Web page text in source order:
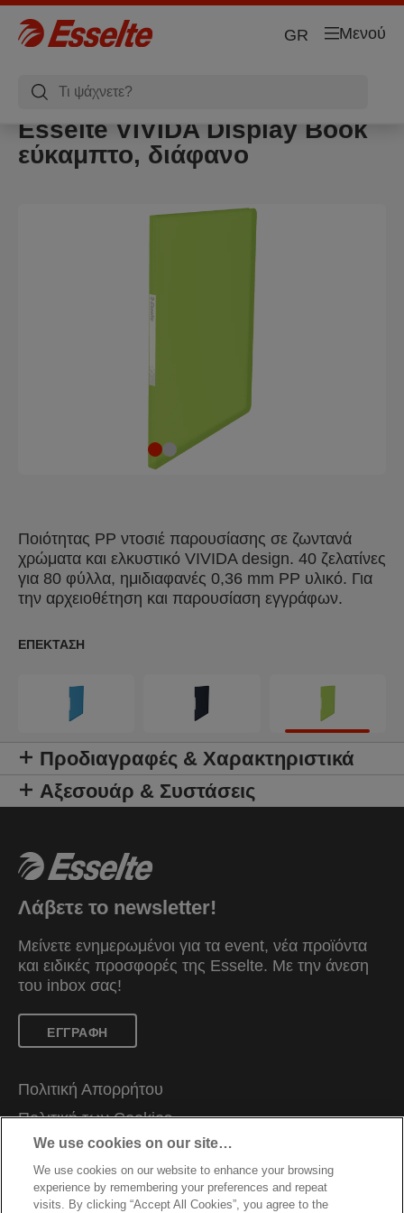
Μενού
GR
Esselte VIVIDA Display Book
εύκαμπτο, διάφανο
Ποιότητας PP ντοσιέ παρουσίασης σε ζωντανά
χρώματα και ελκυστικό VIVIDA design. 40 ζελατίνες
για 80 φύλλα, ημιδιαφανές 0,36 mm PP υλικό. Για
την αρχειοθέτηση και παρουσίαση εγγράφων.
ΕΠΈΚΤΑΣΗ
Προδιαγραφές & Χαρακτηριστικά
Αξεσουάρ & Συστάσεις
Λάβετε το newsletter!
Μείνετε ενημερωμένοι για τα event, νέα προϊόντα
και ειδικές προσφορές της Esselte. Mε την άνεση
του inbox σας!
ΕΓΓΡΑΦΗ
Πολιτική Απορρήτου
Πολιτική των Cookies
Νομική Ειδοποίηση
Impressum
Διαχείριση Των Δεδομένων Μου
We use cookies on our site…
We use cookies on our website to enhance your browsing
experience by remembering your preferences and repeat
visits. By clicking “Accept All Cookies”, you agree to the